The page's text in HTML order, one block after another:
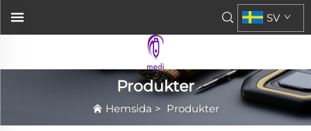
SV
Produkter
Hemsida > Produkter